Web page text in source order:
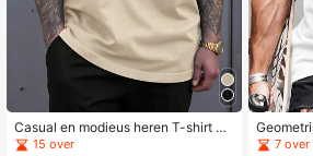
Casual en modieus heren T-shirt m
et ronde hals en korte mouwen, met
15 over
en korte
7 over